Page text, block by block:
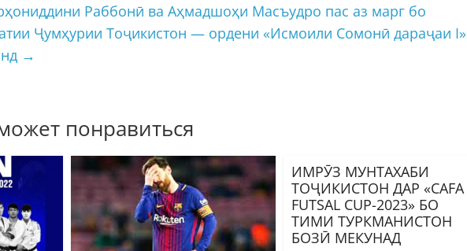
Раббонӣ ва Аҳмадшоҳи Масъудро пас аз марг бо
Ҷумҳурии Тоҷикистон — ордени «Исмоили Сомонӣ дараҷаи I»
→
понравиться
ИМРӮЗ МУНТАХАБИ
ТОҶИКИСТОН ДАР «CAFA
FUTSAL CUP-2023» БО
ТИМИ ТУРКМАНИСТОН
БОЗӢ МЕКУНАД